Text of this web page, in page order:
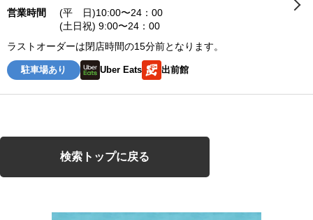
営業時間
(平 日)10:00〜24：00
(土日祝) 9:00〜24：00
ラストオーダーは閉店時間の15分前となります。
駐車場あり Uber Eats 出前館
検索トップに戻る